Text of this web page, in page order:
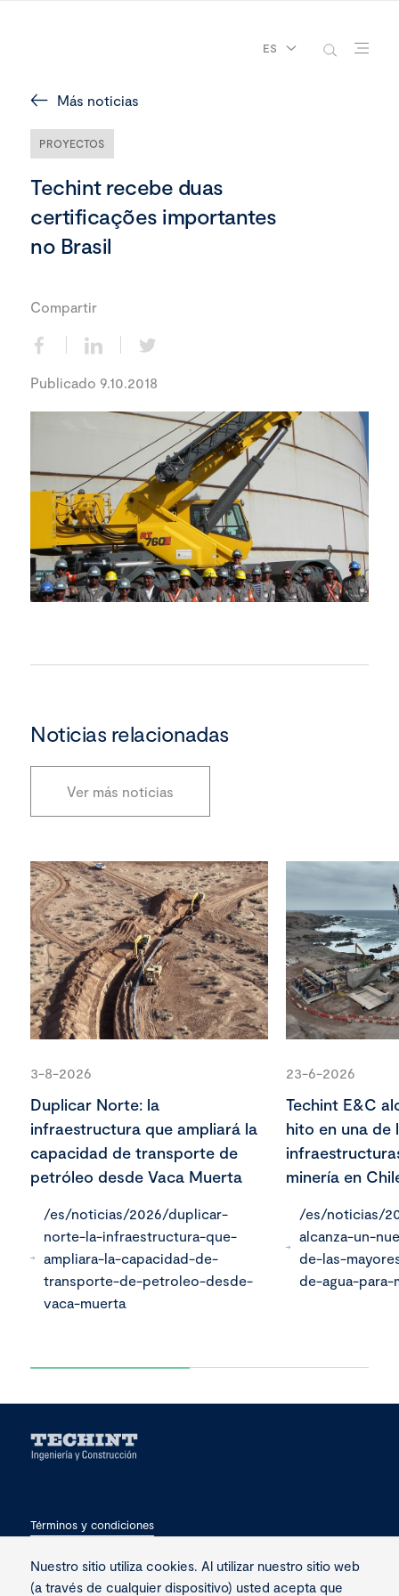
ES
Más noticias
PROYECTOS
Techint recebe duas
certificações importantes
no Brasil
Compartir
Publicado 9.10.2018
Noticias relacionadas
Ver más noticias
3-8-2026
Duplicar Norte: la
infraestructura que ampliará la
capacidad de transporte de
petróleo desde Vaca Muerta
/es/noticias/2026/duplicar-
norte-la-infraestructura-que-
ampliara-la-capacidad-de-
transporte-de-petroleo-desde-
vaca-muerta
23-6-2026
Techint E&C
hito en una de
minería en
/es/noticias/
alcanza-un-
de-las-
de-agua-
Términos y condiciones
Privacidad
Nuestro sitio utiliza cookies. Al utilizar nuestro sitio web
(a través de cualquier dispositivo) usted acepta que